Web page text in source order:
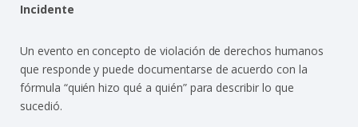
Incidente
Un evento en concepto de violación de derechos humanos
que responde y puede documentarse de acuerdo con la
fórmula “quién hizo qué a quién” para describir lo que
sucedió.